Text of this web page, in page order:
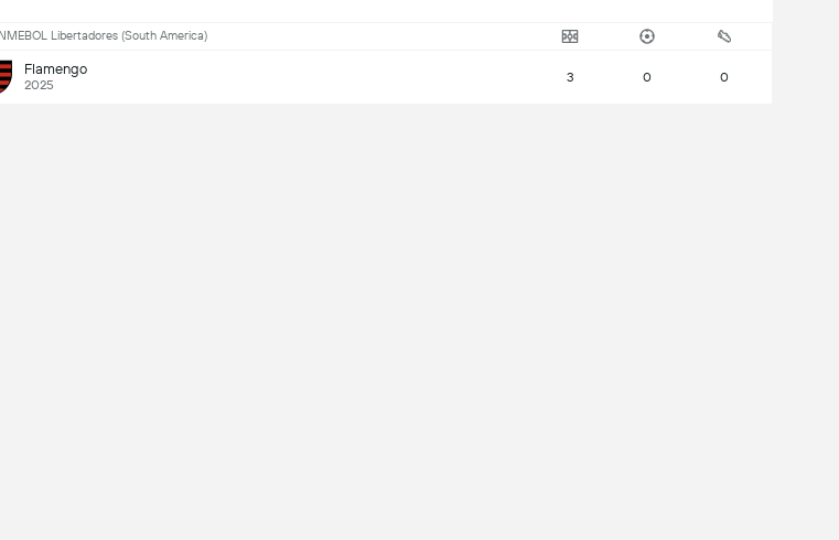
Libertadores (South America)
Flamengo
2025 3 0 0